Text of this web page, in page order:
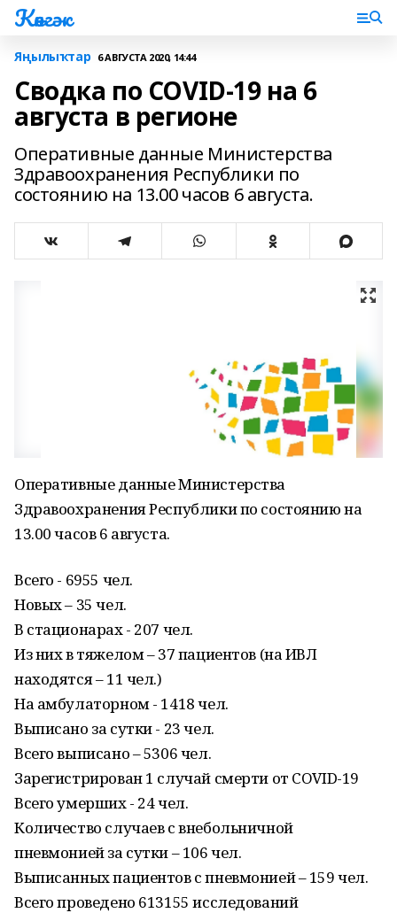
Көнгәк
Яңылыҡтар 6 АВГУСТА 2020, 14:44
Сводка по COVID-19 на 6
августа в регионе
Оперативные данные Министерства
Здравоохранения Республики по
состоянию на 13.00 часов 6 августа.
Оперативные данные Министерства
Здравоохранения Республики по состоянию на
13.00 часов 6 августа.
Всего - 6955 чел.
Новых – 35 чел.
В стационарах - 207 чел.
Из них в тяжелом – 37 пациентов (на ИВЛ
находятся – 11 чел.)
На амбулаторном - 1418 чел.
Выписано за сутки - 23 чел.
Всего выписано – 5306 чел.
Зарегистрирован 1 случай смерти от COVID-19
Всего умерших - 24 чел.
Количество случаев с внебольничной
пневмонией за сутки – 106 чел.
Выписанных пациентов с пневмонией – 159 чел.
Всего проведено 613155 исследований